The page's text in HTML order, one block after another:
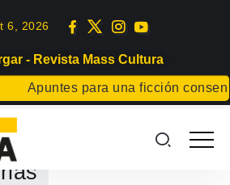
- Revista Mass Cultura
para una ficción consentida
6, 2026
Lanzarote se une a
del Día de las